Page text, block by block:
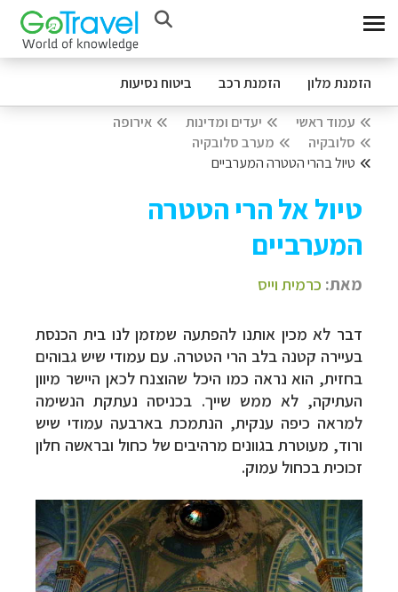
הזמנת מלון הזמנת רכב ביטוח נסיעות
עמוד ראשי יעדים ומדינות
אירופה
סלובקיה
מערב סלובקיה
טיול בהרי הטטרה המערביים
טיול אל הרי הטטרה
המערביים
מאת: כרמית וייס
דבר לא מכין אותנו להפתעה שמזמן לנו בית הכנסת
בעיירה קטנה בלב הרי הטטרה. עם עמודי שיש גבוהים
בחזית, הוא נראה כמו היכל שהוצנח לכאן היישר מיוון
העתיקה, לא ממש שייך. בכניסה נעתקת הנשימה
למראה כיפה ענקית, הנתמכת בארבעה עמודי שיש
ורוד, מעוטרת בגוונים מרהיבים של כחול ובראשה חלון
זכוכית בכחול עמוק.